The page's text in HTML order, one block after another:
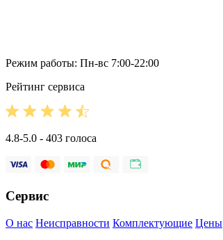
Режим работы: Пн-вс 7:00-22:00
Рейтинг сервиса
4.8-5.0 - 403 голоса
Сервис
О нас Неисправности Комплектующие Цены